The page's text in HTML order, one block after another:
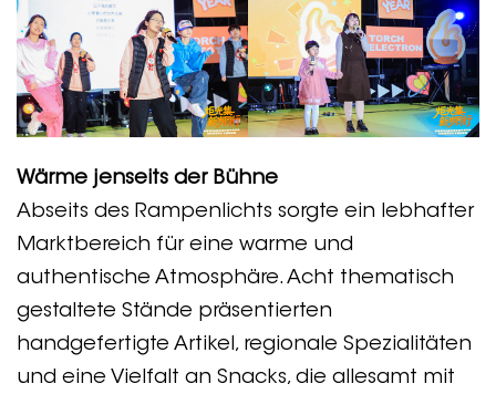
Wärme jenseits der Bühne
Abseits des Rampenlichts sorgte ein lebhafter
Marktbereich für eine warme und
authentische Atmosphäre. Acht thematisch
gestaltete Stände präsentierten
handgefertigte Artikel, regionale Spezialitäten
und eine Vielfalt an Snacks, die allesamt mit